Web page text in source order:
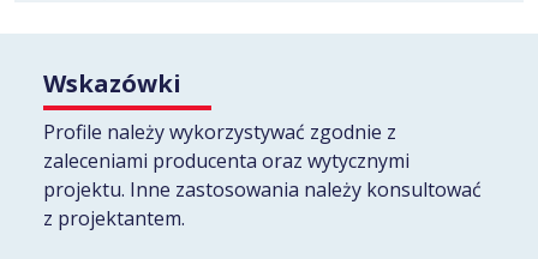
Wskazówki
Profile należy wykorzystywać zgodnie z
zaleceniami producenta oraz wytycznymi
projektu. Inne zastosowania należy konsultować
z projektantem.